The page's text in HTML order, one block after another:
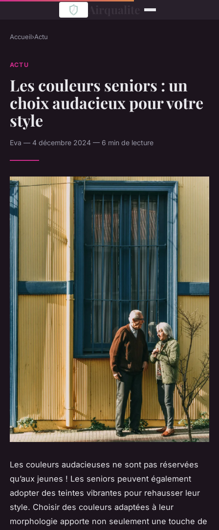
Accueil›Actu
ACTU
Les couleurs seniors : un
choix audacieux pour votre
style
Eva — 4 décembre 2024 — 6 min de lecture
Les couleurs audacieuses ne sont pas réservées
qu’aux jeunes ! Les seniors peuvent également
adopter des teintes vibrantes pour rehausser leur
style. Choisir des couleurs adaptées à leur
morphologie apporte non seulement une touche de